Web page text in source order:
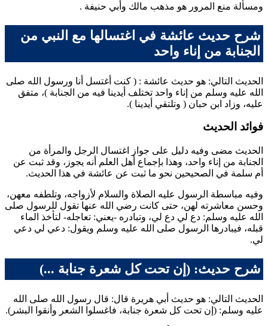
ومسألة منع المرور هو مذهب مالك و أبي حنيفة .
شرح حديث عائشة في اغتسالها مع النبي من
الجنابة من إناء واحد
الحديث التالي: هو حديث عائشة : ( كنت أغتسل أنا ورسول الله صلى
الله عليه وسلم من إناء واحد تختلف أيدينا فيه من الجنابة )، متفق
عليه، وزاد ابن حبان ( وتلتقي أيدينا ).
فوائد الحديث
الحديث مضى وفيه دليل على جواز اغتسال الرجل والمرأة من
الجنابة من إناء واحد، وهذا بإجماع أهل العلم أنه يجوز، وقد ثبت عن
أم سلمة في الصحيحين نحو ما ثبت عن عائشة في هذا الحديث.
وفيه مباسطة الرسول عليه الصلاة والسلام لأزواجه، وتلطفه معهن،
وحسن معاشرته لهن، حتى كانت رضي الله عنها تقول للرسول صلى
الله عليه وسلم: دع لي دع لي، وتبادره -يعني: تعاجله- لتأخذ الماء
قبله، فيبادرها الرسول صلى الله عليه وسلم ويقول: دعي لي دعي
لي.
شرح حديث: (إن تحت كل شعرة جنابة ...)
الحديث التالي: هو حديث أبي هريرة قال: قال رسول الله صلى الله
عليه وسلم: ( إن تحت كل شعرة جنابة، فاغسلوا الشعر وأنقوا البشر ).